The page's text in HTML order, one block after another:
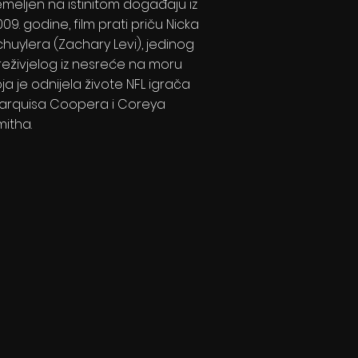
na istinitom događaju iz
godine, film prati priču Nicka
(Zachary Levi), jedinog
iz nesreće na moru
je odnijela živote NFL igrača
Coopera i Coreya